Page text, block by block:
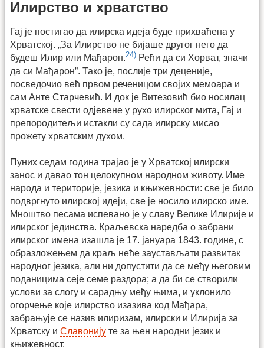
Илирство и хрватство
Гај је постигао да илирска идеја буде прихваћена у
Хрватској. „За Илирство не бијаше другог него да
будеш Илир или Мађарон.24) Рећи да си Хорват, значи
да си Мађарон”. Тако је, послије три деценије,
посведочио већ првом реченицом својих мемоара и
сам Анте Старчевић. И док је Витезовић био носилац
хрватске свести одјевене у рухо илирског мита, Гај и
препородитељи истакли су сада илирску мисао
прожету хрватским духом.
Пуних седам година трајао је у Хрватској илирски
занос и давао тон целокупном народном животу. Име
народа и територије, језика и књижевности: све је било
подвргнуто илирској идеји, све је носило илирско име.
Мноштво песама испевано је у славу Велике Илирије и
илирског јединства. Краљевска наредба о забрани
илирског имена изашла је 17. јануара 1843. године, с
образложењем да краљ неће заустављати развитак
народног језика, али ни допустити да се међу његовим
поданицима сеје семе раздора; а да би се створили
услови за слогу и сарадњу међу њима, и уклонило
огорчење које илирство изазива код Мађара,
забрањује се назив илиризам, илирски и Илирија за
Хрватску и Славонију те за њен народни језик и
књижевност.